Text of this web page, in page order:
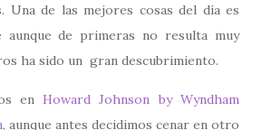
Una de las mejores cosas del día es
aunque de primeras no resulta muy
ha sido un gran descubrimiento.
enHoward Johnson by Wyndham
, aunque antes decidimos cenar en otro